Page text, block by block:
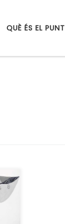
QUÈ ÉS EL PUNT